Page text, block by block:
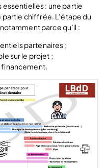
: une partie
chiffrée. L’étape du
parce qu’il :
partenaires ;
sur le projet ;
financement.